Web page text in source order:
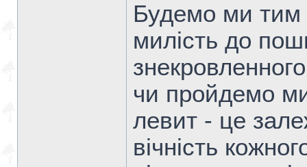
Будемо ми
милість до
чи пройдемо
левит - це
вічність